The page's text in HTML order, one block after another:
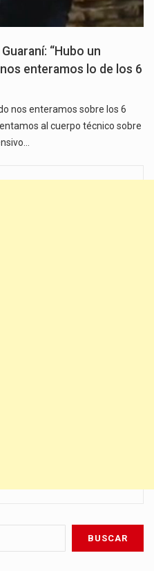
“Hubo un
enteramos lo de los 6
nos enteramos sobre los 6
al cuerpo técnico sobre